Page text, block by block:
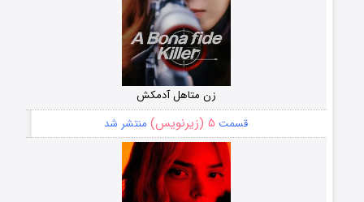
زن متاهل آدمکش
قسمت ۵ (زیرنویس) منتشر شد